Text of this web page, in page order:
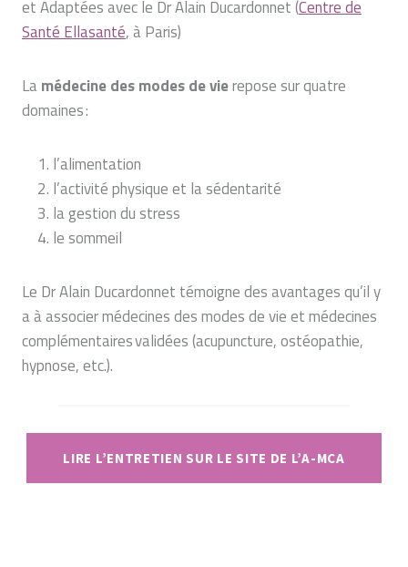
et Adaptées avec le Dr Alain Ducardonnet (Centre de
Santé Ellasanté, à Paris)
Lamédecine des modes de vierepose sur quatre
domaines :
l’alimentation
l’activité physique et la sédentarité
la gestion du stress
le sommeil
Le Dr Alain Ducardonnet témoigne des avantages qu’il y
a à associer médecines des modes de vie et médecines
complémentaires validées (acupuncture, ostéopathie,
hypnose, etc.).
LIRE L’ENTRETIEN SUR LE SITE DE L’A-MCA